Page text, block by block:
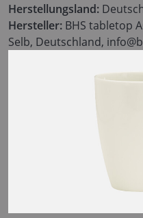
Herstellungsland:
Hersteller: BHS tabletop
Selb, Deutschland,